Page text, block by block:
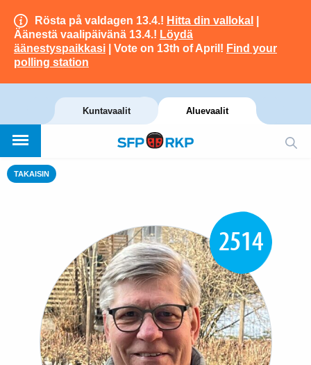
Rösta på valdagen 13.4.! Hitta din vallokal
Äänestä vaalipäivänä 13.4.! Löydä
äänestyspaikkasi | Vote on 13th of April! Find your
polling station
Kuntavaalit Aluevaalit
TAKAISIN
2514